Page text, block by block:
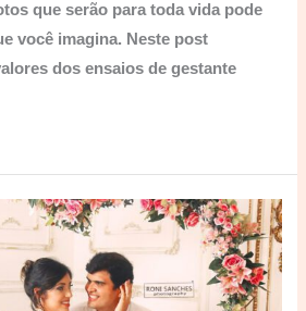
que serão para toda vida pode
você imagina. Neste post
dos ensaios de gestante